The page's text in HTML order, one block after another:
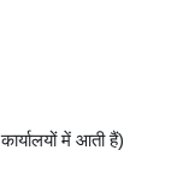
में आती हैं)